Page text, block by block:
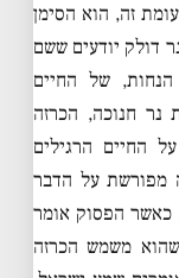
זה, הוא הסימן
דולק יודעים ששם
של החיים
נר חנוכה, הכרזה
החיים הרגילים
מפורשת על הדבר
כאשר הפסוק אומר
משמש הכרזה